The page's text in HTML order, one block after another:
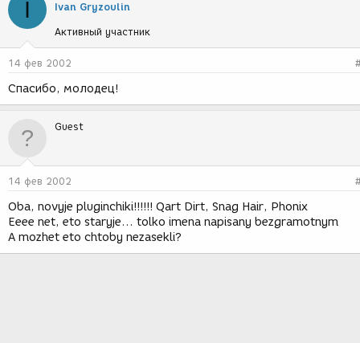
I Ivan Gryzoulin
Активный участник
14 фев 2002
Спасибо, молодец!
Guest
14 фев 2002
Oba, novyje pluginchiki!!!!!! Qart Dirt, Snag Hair, Phonix
Eeee net, eto staryje... tolko imena napisany bezgramotnym
A mozhet eto chtoby nezasekli?